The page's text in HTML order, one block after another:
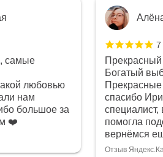
самые
любовью
нам
большое за
❤️
7
Богатый
Прекрасные
спасибо
специалист,
помогла
вернёмся
Отзыв